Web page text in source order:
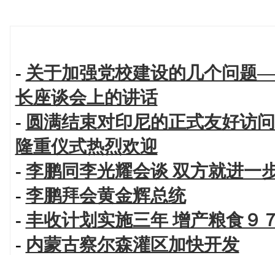
- 关于加强党校建设的几个问题
长座谈会上的讲话
- 圆满结束对印尼的正式友好访
隆重仪式热烈欢迎
- 李鹏同李光耀会谈 双方就进一
- 李鹏拜会黄金辉总统
- 丰收计划实施三年 增产粮食９
- 内蒙古察尔森灌区加快开发